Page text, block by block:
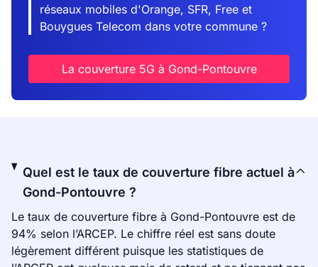
réseaux mobiles d'Orange, SFR, Free et
Bouygues Telecom dans votre commune ?
La couverture 5G à Gond-Pontouvre
Quel est le taux de couverture fibre actuel à
Gond-Pontouvre ?
Le taux de couverture fibre à Gond-Pontouvre est de
94% selon l’ARCEP. Le chiffre réel est sans doute
légèrement différent puisque les statistiques de